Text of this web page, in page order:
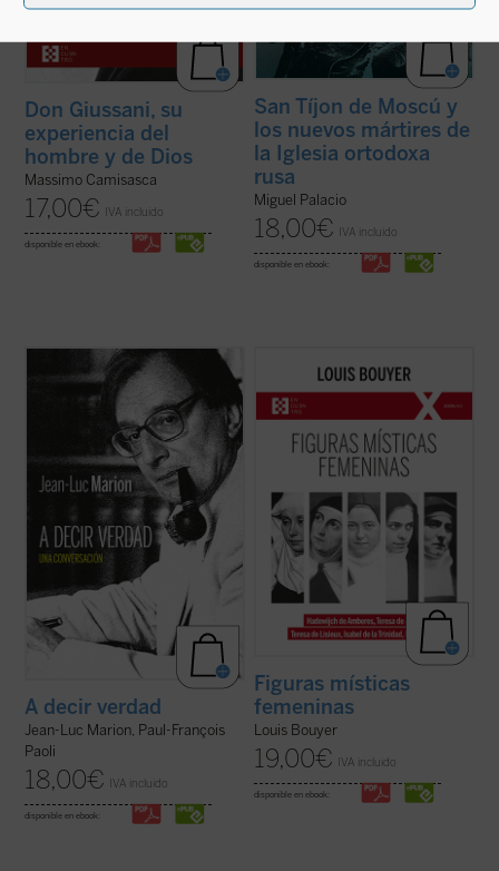
Don Giussani, su
experiencia del
hombre y de Dios
Massimo Camisasca
17,00€ IVA incluido
disponible en ebook:
San Tíjon de Moscú y
los nuevos mártires de
la Iglesia ortodoxa
rusa
Miguel Palacio
18,00€ IVA incluido
disponible en ebook:
¿Hacia dónde va el mundo? ¿Cuál es el
estado de la Iglesia? ¿Qué futuro tiene
Europa? Estas son algunas de las
preguntas formuladas por el periodista
especializado en el mundo de la cultura
Paul-François Paoli a las que Jean-Luc
(ver ficha)
A decir verdad
Jean-Luc Marion, Paul-François
Paoli
18,00€ IVA incluido
disponible en ebook:
Desde Hadewijch de Amberes hasta Edith
Stein, pasando por Teresa de Ávila, Teresa
del Niño Jesús e Isabel de la Trinidad: cinco
místicas, cinco personalidades
excepcionales, que impulsan un
renacimiento interior necesario para la
Iglesia tanto ...(ver ficha)
Figuras místicas
femeninas
Louis Bouyer
19,00€ IVA incluido
disponible en ebook: